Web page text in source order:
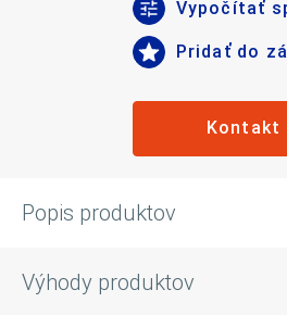
Vypočítať
Pridať do
Kontakt
Popis produktov
Výhody produktov